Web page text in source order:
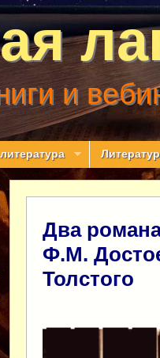
и
Два
Ф.М.
Толстого